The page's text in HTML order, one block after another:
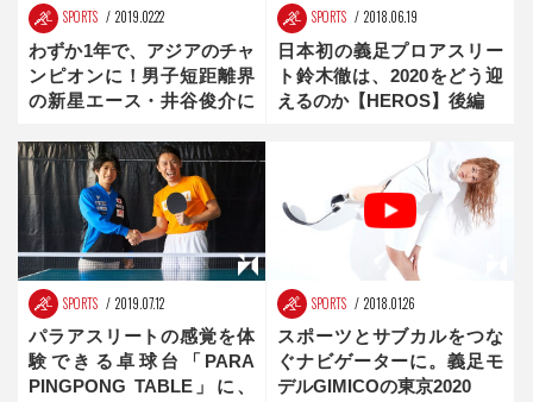
SPORTS 2019.02.22
わずか1年で、アジアのチャ
ンピオンに！男子短距離界
の新星エース・井谷俊介に
SPORTS 2018.06.19
日本初の義足プロアスリー
ト鈴木徹は、2020をどう迎
えるのか【HEROS】後編
SPORTS 2019.07.12
パラアスリートの感覚を体
験できる卓球台「PARA
PINGPONG TABLE」に、
SPORTS 2018.01.26
スポーツとサブカルをつな
ぐナビゲーターに。義足モ
デルGIMICOの東京2020